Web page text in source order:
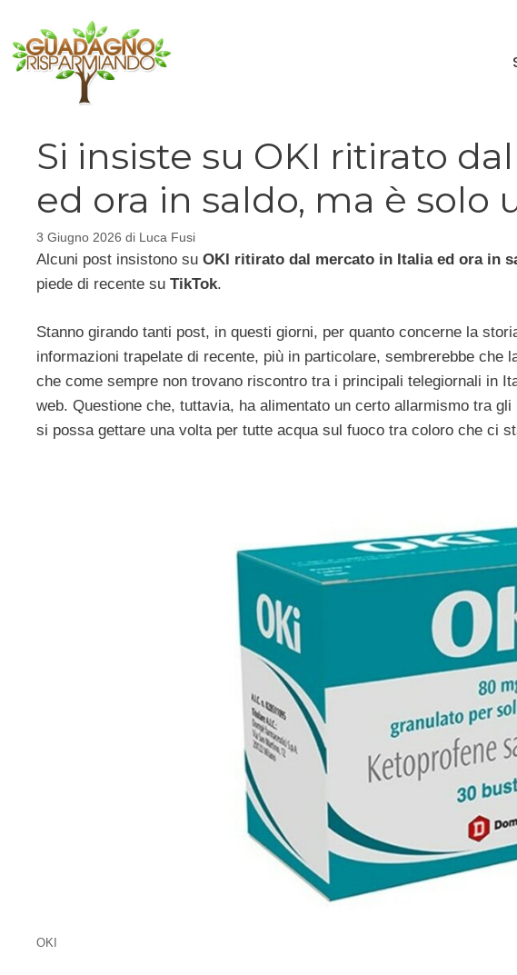
contenuto
Si insiste su OKI ritirato
ed ora in saldo, ma è solo
3 Giugno 2026 di Luca Fusi
Alcuni post insistono su OKI ritirato dal mercato in Italia ed ora in
piede di recente su TikTok.
Stanno girando tanti post, in questi giorni, per quanto concerne la
informazioni trapelate di recente, più in particolare, sembrerebbe che
che come sempre non trovano riscontro tra i principali telegiornali in
web. Questione che, tuttavia, ha alimentato un certo allarmismo tra
si possa gettare una volta per tutte acqua sul fuoco tra coloro che ci
OKI